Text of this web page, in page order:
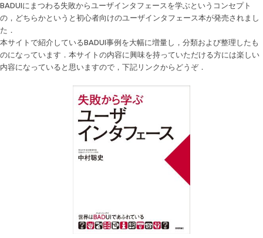
BADUIにまつわる失敗からユーザインタフェースを学ぶというコンセプト
の，どちらかというと初心者向けのユーザインタフェース本が発売されまし
た．
本サイトで紹介しているBADUI事例を大幅に増量し，分類および整理したも
のになっています．本サイトの内容に興味を持っていただける方には楽しい
内容になっていると思いますので，下記リンクからどうぞ．